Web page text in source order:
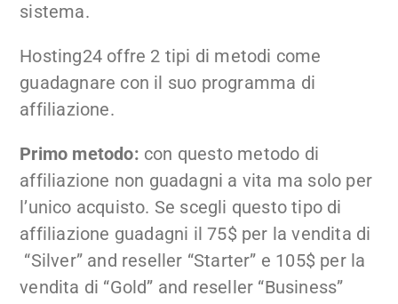
sistema.
Hosting24 offre 2 tipi di metodi come
guadagnare con il suo programma di
affiliazione.
Primo metodo: con questo metodo di
affiliazione non guadagni a vita ma solo per
l’unico acquisto. Se scegli questo tipo di
affiliazione guadagni il 75$ per la vendita di
“Silver” and reseller “Starter” e 105$ per la
vendita di “Gold” and reseller “Business”